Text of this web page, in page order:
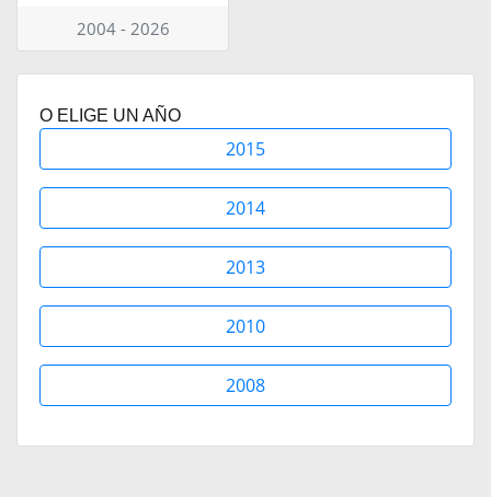
2004 - 2026
O ELIGE UN AÑO
2015
2014
2013
2010
2008